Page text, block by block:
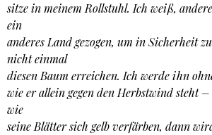
sitze in meinem Rollstuhl. Ich weiß,
ein
anderes Land gezogen, um in Sicherheit
nicht einmal
diesen Baum erreichen. Ich werde ihn
wie er allein gegen den Herbstwind steht –
wie
seine Blätter sich gelb verfärben, dann